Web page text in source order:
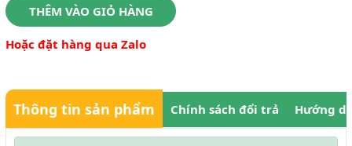
THÊM VÀO GIỎ HÀNG
Hoặc đặt hàng qua Zalo
Thông tin sản phẩm Chính sách đổi trả Hướng